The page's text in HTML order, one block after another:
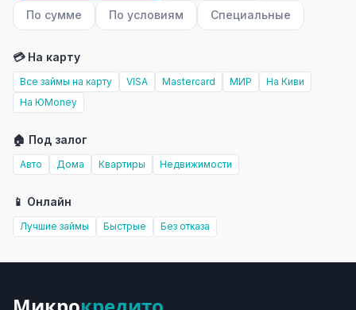
По сумме По условиям Специальные
💳 На карту
Все займы на карту VISA Mastercard МИР
На Киви
На ЮMoney
🏠 Под залог
Авто Дома Квартиры Недвижимости
📱 Онлайн
Лучшие займы Быстрые Без отказа